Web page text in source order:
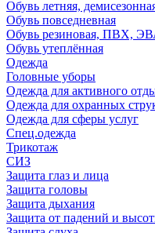
Обувь летняя,
Обувь повседневная
Обувь резиновая, ПВХ,
Обувь утеплённая
Одежда
Головные уборы
Одежда для активного
Одежда для охранных
Одежда для сферы услуг
Спец.одежда
Трикотаж
СИЗ
Защита глаз и лица
Защита головы
Защита дыхания
Защита от падений и